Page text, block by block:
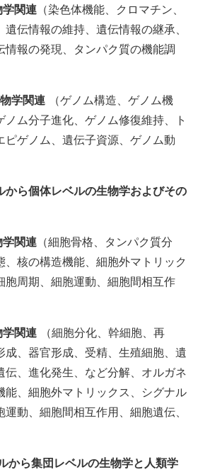
学関連 （染色体機能、クロマチン、
伝情報の維持、遺伝情報の継承、
情報の発現、タンパク質の機能調
学関連 （ゲノム構造、ゲノム機
ム分子進化、ゲノム修復維持、ト
ピゲノム、遺伝子資源、ゲノム動
から個体レベルの生物学およびその
学関連 （細胞骨格、タンパク質分
核の構造機能、細胞外マトリック
胞周期、細胞運動、細胞間相互作
学関連 （細胞分化、幹細胞、再
成、器官形成、受精、生殖細胞、遺
伝、進化発生、など分解、オルガネ
能、細胞外マトリックス、シグナル
動、細胞間相互作用、細胞遺伝、
から集団レベルの生物学と人類学